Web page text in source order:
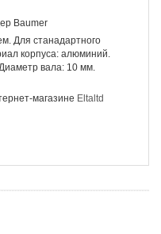
Baumer
Для станадартного
корпуса: алюминий.
вала: 10 мм.
магазине Eltaltd